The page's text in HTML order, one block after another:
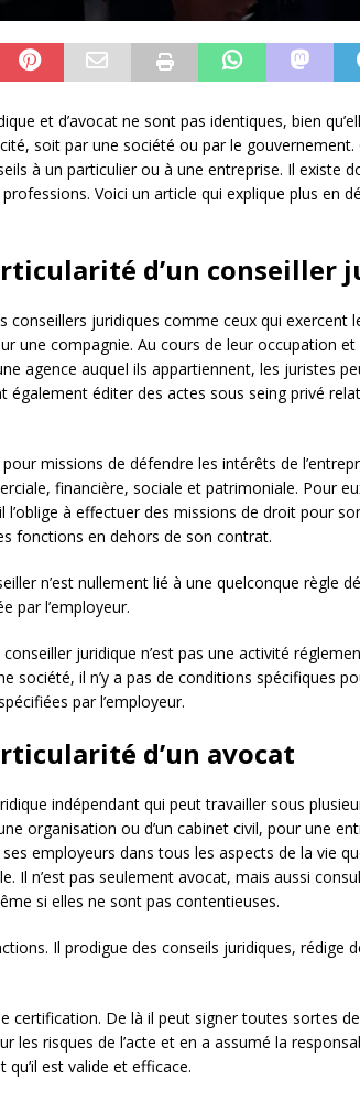
et d’avocat ne sont pas identiques, bien
soit par une société ou par le gouvernement.
à un particulier ou à une entreprise. Il existe
Voici un article qui explique plus en
d’un conseiller
conseillers juridiques comme ceux qui exercent
une compagnie. Au cours de leur occupation
agence auquel ils appartiennent, les juristes
également éditer des actes sous seing privé
missions de défendre les intérêts de
financière, sociale et patrimoniale. Pour
à effectuer des missions de droit pour
fonctions en dehors de son contrat.
n’est nullement lié à une quelconque règle
par l’employeur.
juridique n’est pas une activité
société, il n’y a pas de conditions spécifiques
par l’employeur.
d’un avocat
indépendant qui peut travailler sous
organisation ou d’un cabinet civil, pour une
employeurs dans tous les aspects de la vie
Il n’est pas seulement avocat, mais aussi
si elles ne sont pas contentieuses.
Il prodigue des conseils juridiques, rédige
certification. De là il peut signer toutes sortes
les risques de l’acte et en a assumé la
qu’il est valide et efficace.